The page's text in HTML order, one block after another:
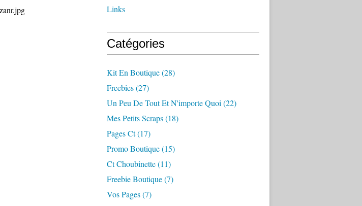
Links
Catégories
Kit En Boutique(28)
Freebies(27)
Un Peu De Tout Et N'importe Quoi (22)
Mes Petits Scraps(18)
Pages Ct(17)
Promo Boutique(15)
Ct Choubinette(11)
Freebie Boutique(7)
Vos Pages(7)